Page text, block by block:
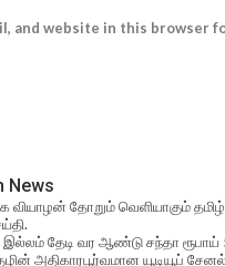
and website in this browser
News
வியாழன் தோறும் வெளியாகும்
தேடி வர ஆண்டு சந்தா ரூபாய்
அதிகாரபூர்வமான யூடியூப் சேனல்